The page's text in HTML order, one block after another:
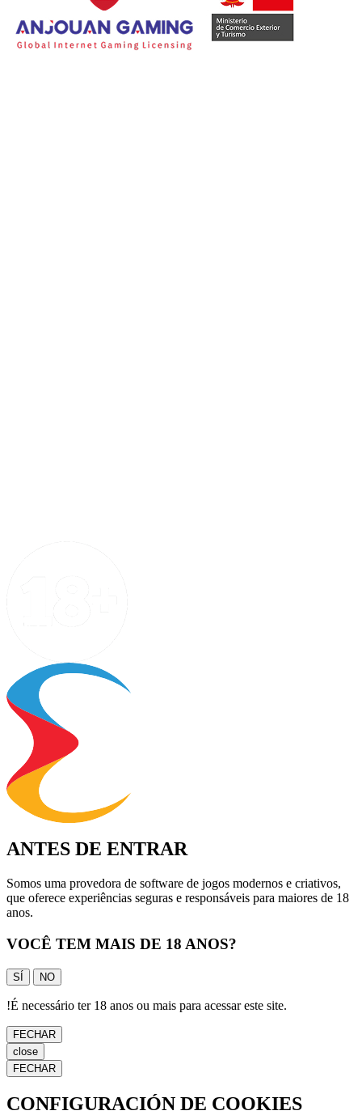
ANTES DE ENTRAR
Somos uma provedora de software de jogos modernos e criativos,
que oferece experiências seguras e responsáveis para maiores de 18
anos.
VOCÊ TEM MAIS DE 18 ANOS?
SÍ NO
!É necessário ter 18 anos ou mais para acessar este site.
FECHAR
close
FECHAR
CONFIGURACIÓN DE COOKIES